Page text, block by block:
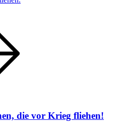
die vor Krieg fliehen!